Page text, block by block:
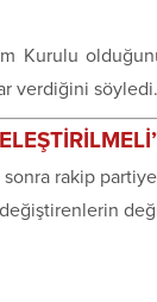
Kurulu
verdiğini söyledi.
rakip